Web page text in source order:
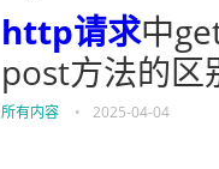
http请求中
post方法的区
所有内容 • 2025-04-04